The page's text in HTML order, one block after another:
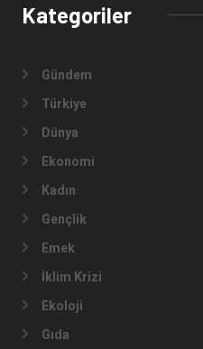
Kategoriler
Gündem
Türkiye
Dünya
Ekonomi
Kadın
Gençlik
Emek
İklim Krizi
Ekoloji
Gıda